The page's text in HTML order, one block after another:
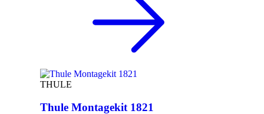
THULE
Thule Montagekit 1821